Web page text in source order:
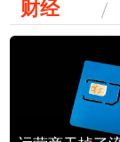
财经